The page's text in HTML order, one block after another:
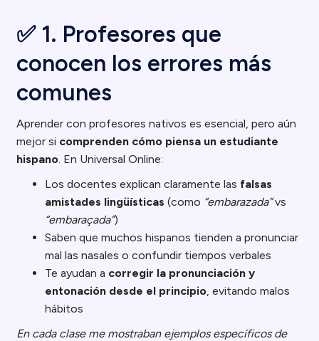
✅ 1. Profesores que
conocen los errores más
comunes
Aprender con profesores nativos es esencial, pero aún
mejor si comprenden cómo piensa un estudiante
hispano. En Universal Online:
Los docentes explican claramente las falsas
amistades lingüísticas (como “embarazada”vs
“embaraçada”)
Saben que muchos hispanos tienden a pronunciar
mal las nasales o confundir tiempos verbales
Te ayudan a corregir la pronunciación y
entonación desde el principio, evitando malos
hábitos
En cada clase me mostraban ejemplos específicos de